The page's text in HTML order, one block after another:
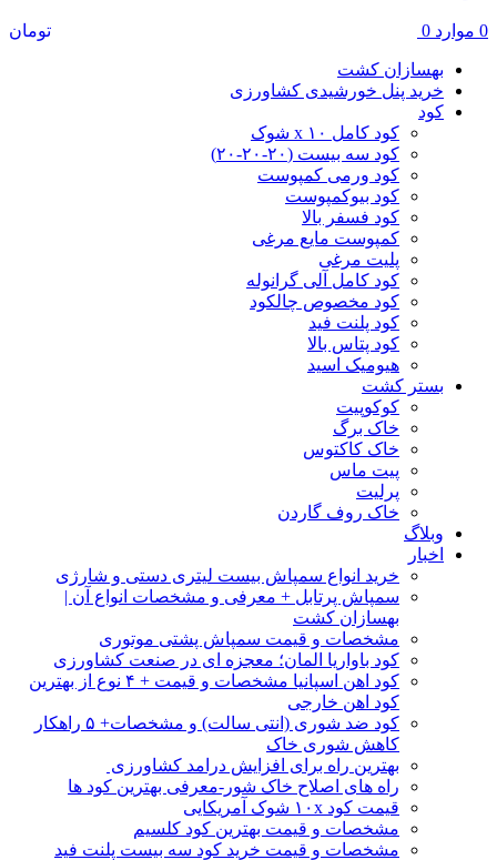
0 موارد 0 تومان
بهسازان کشت
خرید پنل خورشیدی کشاورزی
کود
کود کامل ۱۰ x شوک
کود سه بیست (۲۰-۲۰-۲۰)
کود ورمی کمپوست
کود بیوکمپوست
کود فسفر بالا
کمپوست مایع مرغی
پلیت مرغی
کود کامل آلی گرانوله
کود مخصوص چالکود
کود پلنت فید
کود پتاس بالا
هیومیک اسید
بستر کشت
کوکوپیت
خاک برگ
خاک کاکتوس
پیت ماس
پرلیت
خاک روف گاردن
وبلاگ
اخبار
خرید انواع سمپاش بیست لیتری دستی و شارژی
سمپاش پرتابل + معرفی و مشخصات انواع آن |
بهسازان کشت
مشخصات و قیمت سمپاش پشتی موتوری
کود باواریا المان؛ معجزه ای در صنعت کشاورزی
کود اهن اسپانیا مشخصات و قیمت + ۴ نوع از بهترین
کود اهن خارجی
کود ضد شوری (انتی سالت) و مشخصات+ ۵ راهکار
کاهش شوری خاک
بهترین راه برای افزایش درامد کشاورزی
راه های اصلاح خاک شور-معرفی بهترین کود ها
قیمت کود ۱۰x شوک آمریکایی
مشخصات و قیمت بهترین کود کلسیم
مشخصات و قیمت خرید کود سه بیست پلنت فید